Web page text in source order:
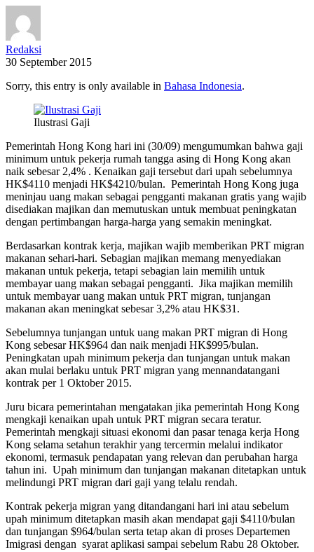
Redaksi
30 September 2015
Sorry, this entry is only available in Bahasa Indonesia.
Ilustrasi Gaji
Pemerintah Hong Kong hari ini (30/09) mengumumkan bahwa gaji
minimum untuk pekerja rumah tangga asing di Hong Kong akan
naik sebesar 2,4% . Kenaikan gaji tersebut dari upah sebelumnya
HK$4110 menjadi HK$4210/bulan. Pemerintah Hong Kong juga
meninjau uang makan sebagai pengganti makanan gratis yang wajib
disediakan majikan dan memutuskan untuk membuat peningkatan
dengan pertimbangan harga-harga yang semakin meningkat.
Berdasarkan kontrak kerja, majikan wajib memberikan PRT migran
makanan sehari-hari. Sebagian majikan memang menyediakan
makanan untuk pekerja, tetapi sebagian lain memilih untuk
membayar uang makan sebagai pengganti. Jika majikan memilih
untuk membayar uang makan untuk PRT migran, tunjangan
makanan akan meningkat sebesar 3,2% atau HK$31.
Sebelumnya tunjangan untuk uang makan PRT migran di Hong
Kong sebesar HK$964 dan naik menjadi HK$995/bulan.
Peningkatan upah minimum pekerja dan tunjangan untuk makan
akan mulai berlaku untuk PRT migran yang mennandatangani
kontrak per 1 Oktober 2015.
Juru bicara pemerintahan mengatakan jika pemerintah Hong Kong
mengkaji kenaikan upah untuk PRT migran secara teratur.
Pemerintah mengkaji situasi ekonomi dan pasar tenaga kerja Hong
Kong selama setahun terakhir yang tercermin melalui indikator
ekonomi, termasuk pendapatan yang relevan dan perubahan harga
tahun ini. Upah minimum dan tunjangan makanan ditetapkan untuk
melindungi PRT migran dari gaji yang telalu rendah.
Kontrak pekerja migran yang ditandangani hari ini atau sebelum
upah minimum ditetapkan masih akan mendapat gaji $4110/bulan
dan tunjangan $964/bulan serta tetap akan di proses Departemen
Imigrasi dengan syarat aplikasi sampai sebelum Rabu 28 Oktober.